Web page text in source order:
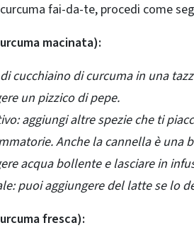
fai-da-te, procedi come
macinata):
cucchiaino di curcuma in una
un pizzico di pepe.
aggiungi altre spezie che ti
Anche la cannella è una
acqua bollente e lasciare in
puoi aggiungere del latte se lo
fresca):